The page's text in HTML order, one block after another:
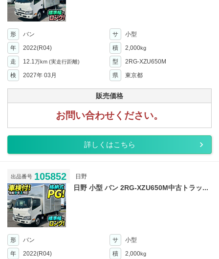
形 バン サ
小型
年
2022(R04) 積 2,000kg
走 12.1万km (実走行距離) 型
2RG-XZU650M
検
2027年 03月 県 東京都
販売価格
お問い合わせください。
詳しくはこちら
出品番号 105852 日野
日野 小型 バン 2RG-XZU650M中古トラッ...
形 バン サ
小型
年
2022(R04) 積 2,000kg